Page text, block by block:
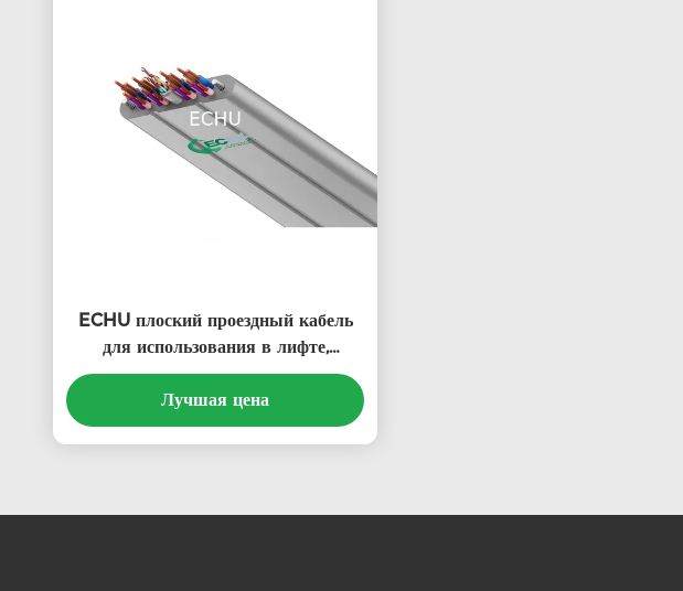
ECHU плоский проездный кабель
для использования в лифте,
защищенный плоский проездный
кабель с STP/UTP CAT6
Лучшая цена